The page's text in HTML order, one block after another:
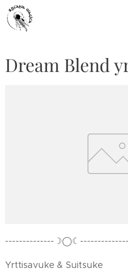
Dream Blend
--------------
Yrttisavuke & Suitsuke